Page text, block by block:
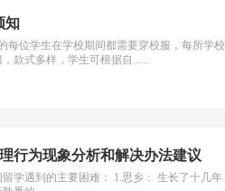
知
每位学生在学校期间都需要穿校服，每所学校
款式多样，学生可根据自......
行为现象分析和解决办法建议
学遇到的主要困难： 1.思乡： 生长了十几年